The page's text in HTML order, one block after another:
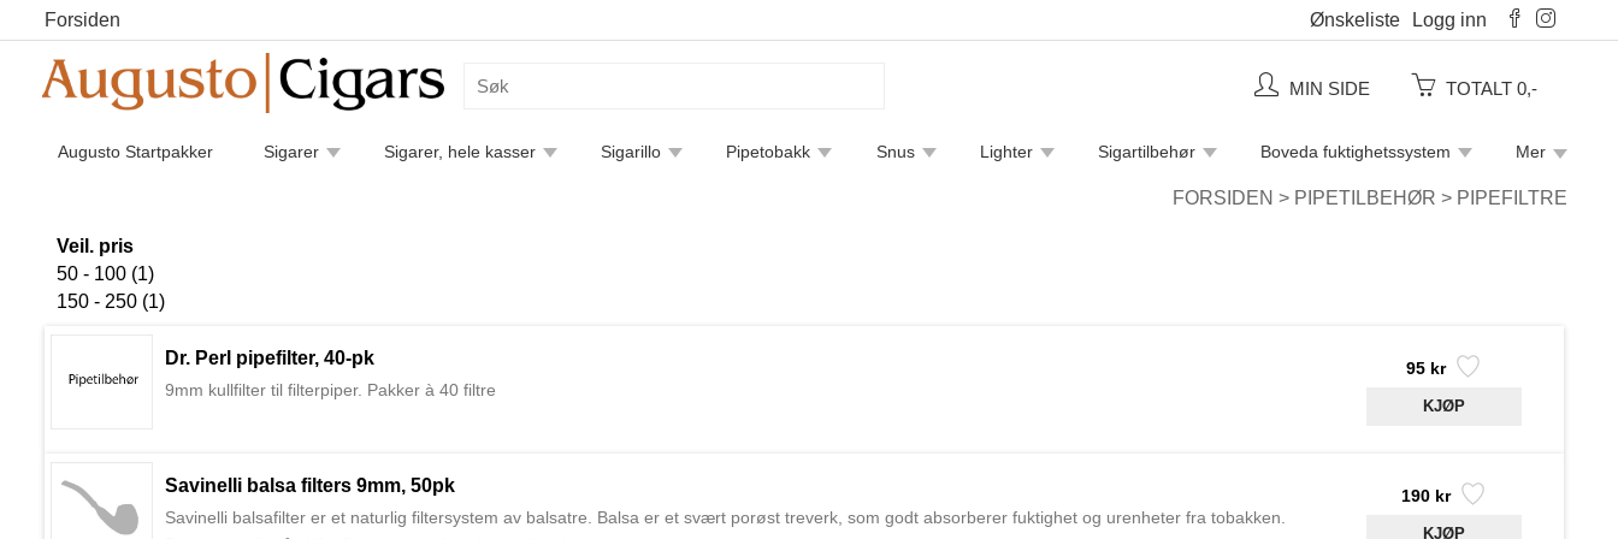
Forsiden Ønskeliste Logg inn
MIN SIDE TOTALT 0,-
Augusto Startpakker Sigarer Sigarer, hele kasser Sigarillo Pipetobakk Snus Lighter Sigartilbehør Boveda fuktighetssystem
Piperensere Rulletobakk Sigaretter
Mer
FORSIDEN > PIPETILBEHØR > PIPEFILTRE
Veil. pris
50 - 100 (1)
150 - 250 (1)
9mm kullfilter til filterpiper. Pakker à 40 filtre
Dr. Perl pipefilter, 40-pk 95 kr
Savinelli balsafilter er et naturlig filtersystem av balsatre. Balsa er et svært porøst treverk, som godt absorberer fuktighet og urenheter fra tobakken.
Savinelli balsa filters 9mm, 50pk 190 kr